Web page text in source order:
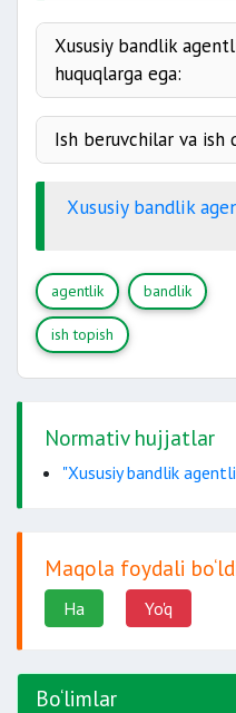
Xususiy bandlik
huquqlarga ega:
pullik
organlaridan
Ish beruvchilar va ish
vaqtida to‘lashi;
etishi shart.
Xususiy bandlik
agentlik bandlik
ish topish
Normativ hujjatlar
"Xususiy bandlik
Maqola foydali
Ha Yo'q
Bo‘limlar